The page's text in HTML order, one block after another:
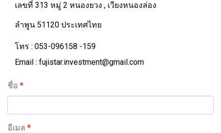
เลขที่ 313 หมู่ 2 หนองยวง , เวียงหนองล่อง
ลำพูน 51120 ประเทศไทย
โทร : 053-096158 -159
Email : fujistar.investment@gmail.com
ชื่อ *
อีเมล *